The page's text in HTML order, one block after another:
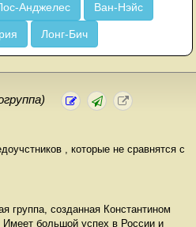
Анджелес Ван-Нэйс
Лонг-Бич
, которые не сравнятся с
группа, созданная Константином
большой успех в России и